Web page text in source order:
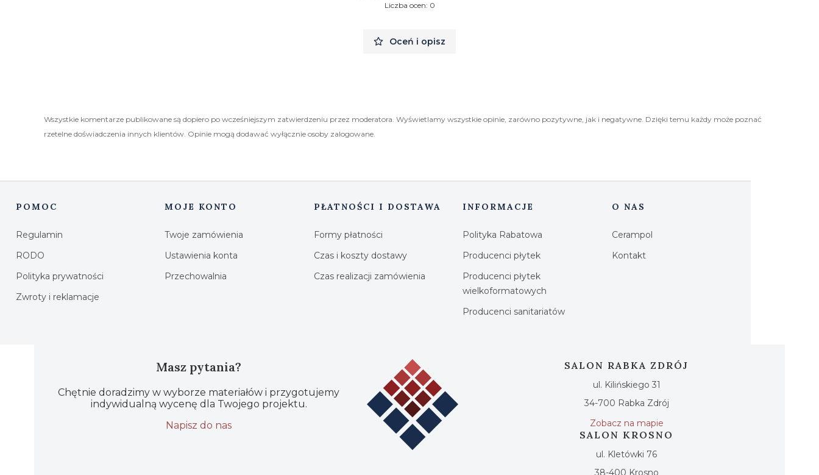
Liczba ocen: 0
Oceń i opisz
Wszystkie komentarze publikowane są dopiero po wcześniejszym zatwierdzeniu przez moderatora. Wyświetlamy wszystkie opinie, zarówno pozytywne, jak i negatywne. Dzięki temu każdy może poznać
rzetelne doświadczenia innych klientów. Opinie mogą dodawać wyłącznie osoby zalogowane.
Linki w stopce
POMOC
Regulamin
RODO
Polityka prywatności
Zwroty i reklamacje
MOJE KONTO
Twoje zamówienia
Ustawienia konta
Przechowalnia
PŁATNOŚCI I DOSTAWA
Formy płatności
Czas i koszty dostawy
Czas realizacji zamówienia
INFORMACJE
Polityka Rabatowa
Producenci płytek
Producenci płytek
wielkoformatowych
Producenci sanitariatów
O NAS
Cerampol
Kontakt
Masz pytania?
Chętnie doradzimy w wyborze materiałów i przygotujemy
indywidualną wycenę dla Twojego projektu.
Napisz do nas
SALON RABKA ZDRÓJ
ul. Kilińskiego 31
34-700 Rabka Zdrój
Zobacz na mapie
SALON KROSNO
ul. Kletówki 76
38-400 Krosno